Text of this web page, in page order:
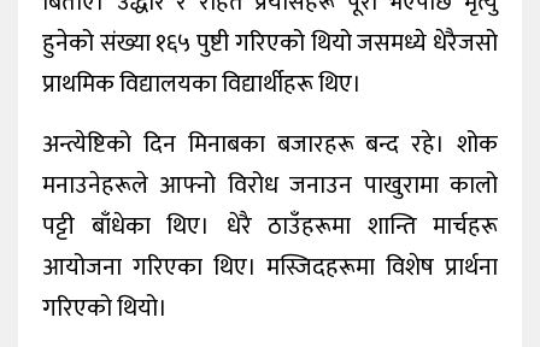
हुनेको संख्या १६५ पुष्टी गरिएको थियो जसमध्ये धेरैजसो
प्राथमिक विद्यालयका विद्यार्थीहरू थिए।
अन्त्येष्टिको दिन मिनाबका बजारहरू बन्द रहे। शोक
मनाउनेहरूले आफ्नो विरोध जनाउन पाखुरामा कालो
पट्टी बाँधेका थिए। धेरै ठाउँहरूमा शान्ति मार्चहरू
आयोजना गरिएका थिए। मस्जिदहरूमा विशेष प्रार्थना
गरिएको थियो।